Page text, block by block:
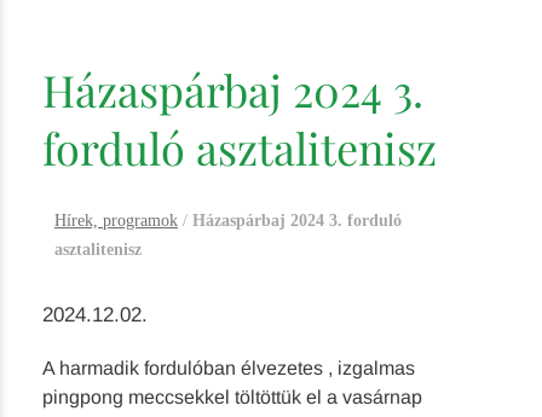
Házaspárbaj 2024 3.
forduló asztalitenisz
Hírek, programok / Házaspárbaj 2024 3. forduló
asztalitenisz
2024.12.02.
A harmadik fordulóban élvezetes , izgalmas
pingpong meccsekkel töltöttük el a vasárnap